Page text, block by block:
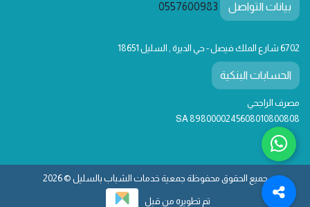
بيانات التواصل 0557600983
6702 شارع الملك فيصل - حي الديرة , السليل 18651
الحسابات البنكية
مصرف الراجحي
SA 8980000245608010800808
جميع الحقوق محفوظة جمعية خدمات الشباب بالسليل © 2026
تم تطويره من قبل